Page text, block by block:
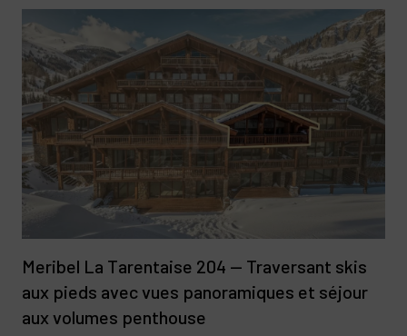
Meribel La Tarentaise 204 — Traversant skis
aux pieds avec vues panoramiques et séjour
aux volumes penthouse